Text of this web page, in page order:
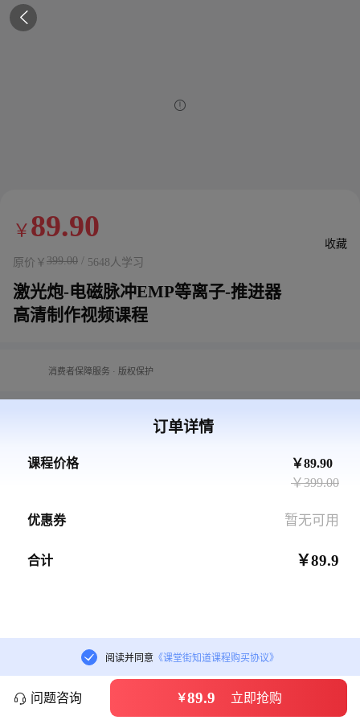


￥ 89.90
原价￥ 399.00 / 5648人学习
收藏
激光炮-电磁脉冲EMP等离子-推进器
高清制作视频课程
消费者保障服务 · 版权保护
激光炮-电磁脉冲EMP等离子-推进器高清制作
视频课程
课程类型 视频
学习形式 随到随学
 问题咨询 ￥89.9 立即抢购
阅读并同意 《课堂街知道课程购买协议》
订单详情
课程价格
￥89.90
￥399.00
优惠券 暂无可用
合计 ￥89.9